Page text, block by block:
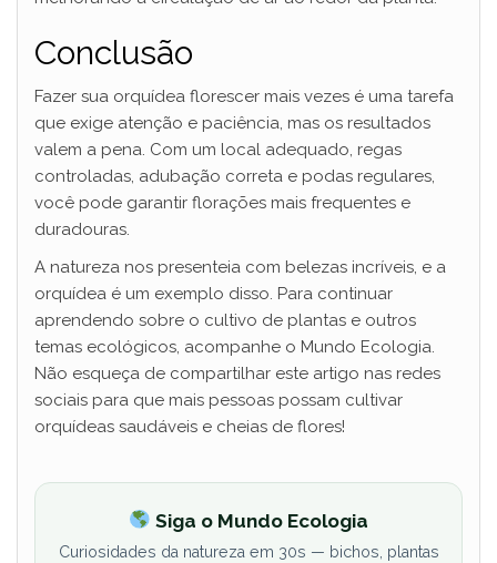
Conclusão
Fazer sua orquídea florescer mais vezes é uma tarefa
que exige atenção e paciência, mas os resultados
valem a pena. Com um local adequado, regas
controladas, adubação correta e podas regulares,
você pode garantir florações mais frequentes e
duradouras.
A natureza nos presenteia com belezas incríveis, e a
orquídea é um exemplo disso. Para continuar
aprendendo sobre o cultivo de plantas e outros
temas ecológicos, acompanhe o Mundo Ecologia.
Não esqueça de compartilhar este artigo nas redes
sociais para que mais pessoas possam cultivar
orquídeas saudáveis e cheias de flores!
Siga o Mundo Ecologia
Curiosidades da natureza em 30s — bichos, plantas